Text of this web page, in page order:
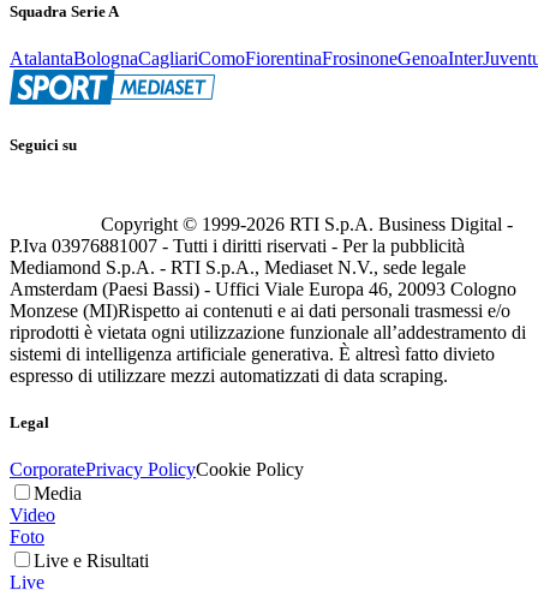
Squadra Serie A
AtalantaBolognaCagliariComoFiorentinaFrosinoneGenoaInter
Seguici su
Copyright © 1999-2026 RTI S.p.A. Business Digital -
P.Iva 03976881007 - Tutti i diritti riservati - Per la pubblicità
Mediamond S.p.A. - RTI S.p.A., Mediaset N.V., sede legale
Amsterdam (Paesi Bassi) - Uffici Viale Europa 46, 20093 Cologno
Monzese (MI)Rispetto ai contenuti e ai dati personali trasmessi e/o
riprodotti è vietata ogni utilizzazione funzionale all’addestramento di
sistemi di intelligenza artificiale generativa. È altresì fatto divieto
espresso di utilizzare mezzi automatizzati di data scraping.
Legal
CorporatePrivacy PolicyCookie Policy
Media
Video
Foto
Live e Risultati
Live